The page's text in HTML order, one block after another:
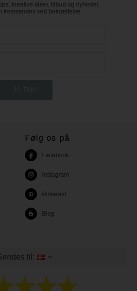
kreative idéer, tilbud og nyheder.
fremsendes ved bekræftelse.
Følg os på
Facebook
Instagram
Pinterest
Blog
til: